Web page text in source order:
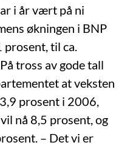
i år vært på ni
økningen i BNP
til ca.
tross av gode tall
at veksten
prosent i 2006,
nå 8,5 prosent, og
– Det vi er